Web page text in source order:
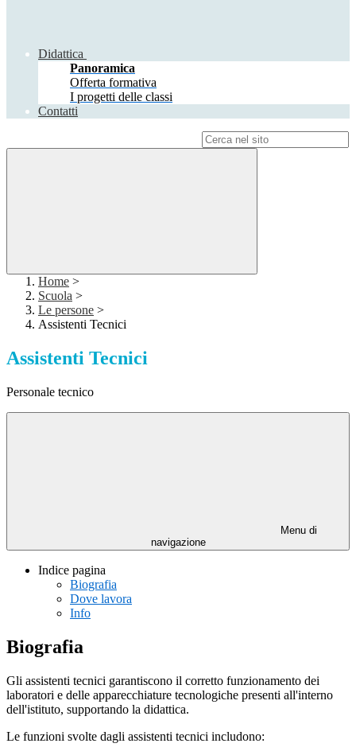
Didattica
Panoramica
Offerta formativa
I progetti delle classi
Contatti
Home >
Scuola >
Le persone >
Assistenti Tecnici
Assistenti Tecnici
Personale tecnico
Menu di
navigazione
Indice pagina
Biografia
Dove lavora
Info
Biografia
Gli assistenti tecnici garantiscono il corretto funzionamento dei
laboratori e delle apparecchiature tecnologiche presenti all'interno
dell'istituto, supportando la didattica.
Le funzioni svolte dagli assistenti tecnici includono: